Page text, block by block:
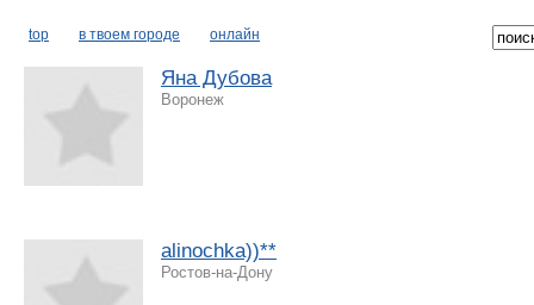
top в твоем городе онлайн
Яна Дубова
Воронеж
alinochka))**
Ростов-на-Дону